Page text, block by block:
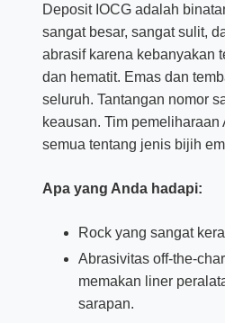
Deposit IOCG adalah
sangat besar, sangat sulit,
abrasif karena kebanyakan
dan hematit. Emas dan
seluruh. Tantangan nomor
keausan. Tim pemeliharaan
semua tentang jenis bijih
Apa yang Anda hadapi:
Rock yang sangat
Abrasivitas off-the-
memakan liner
sarapan.